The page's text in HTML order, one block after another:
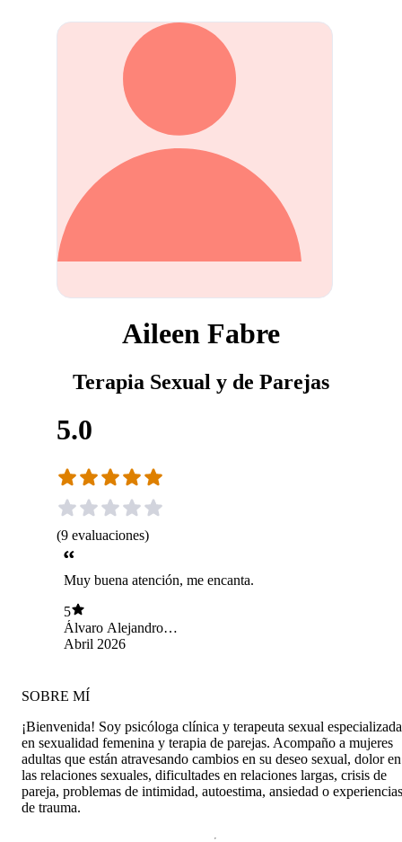
Aileen Fabre
Terapia Sexual y de Parejas
5.0
(9 evaluaciones)
Muy buena atención, me encanta.
5
Álvaro Alejandro
Manuel González
Abril 2026
SOBRE MÍ
¡Bienvenida! Soy psicóloga clínica y terapeuta sexual especializada
en sexualidad femenina y terapia de parejas. Acompaño a mujeres
adultas que están atravesando cambios en su deseo sexual, dolor en
las relaciones sexuales, dificultades en relaciones largas, crisis de
pareja, problemas de intimidad, autoestima, ansiedad o experiencias
de trauma.